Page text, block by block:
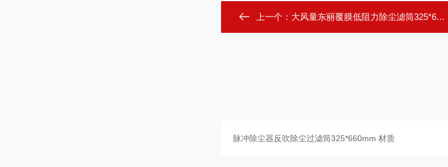
上一个： 大风量东丽覆膜低阻力除尘滤筒325*660mm